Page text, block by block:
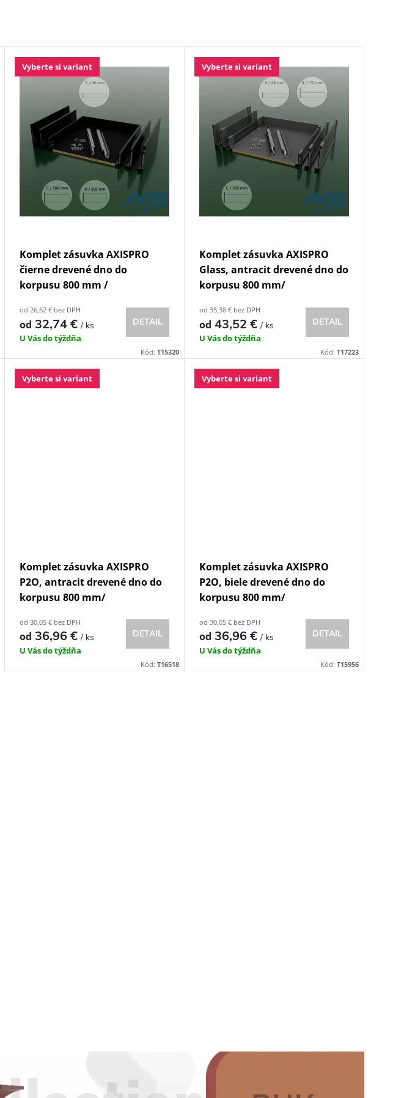
Vyberte si variant
Komplet zásuvka AXISPRO
čierne drevené dno do
korpusu 800 mm /
od 26,62 € bez DPH
od 32,74 €/ ks
U Vás do týždňa
DETAIL
Kód: T15320
Vyberte si variant
Komplet zásuvka AXISPRO
Glass, antracit drevené dno do
korpusu 800 mm/
od 35,38 € bez DPH
od 43,52 €/ ks
U Vás do týždňa
DETAIL
Kód: T17223
Vyberte si variant
Komplet zásuvka AXISPRO
P2O, antracit drevené dno do
korpusu 800 mm/
od 30,05 € bez DPH
od 36,96 €/ ks
U Vás do týždňa
DETAIL
Kód: T16518
Vyberte si variant
Komplet zásuvka AXISPRO
P2O, biele drevené dno do
korpusu 800 mm/
od 30,05 € bez DPH
od 36,96 €/ ks
U Vás do týždňa
DETAIL
Kód: T15956